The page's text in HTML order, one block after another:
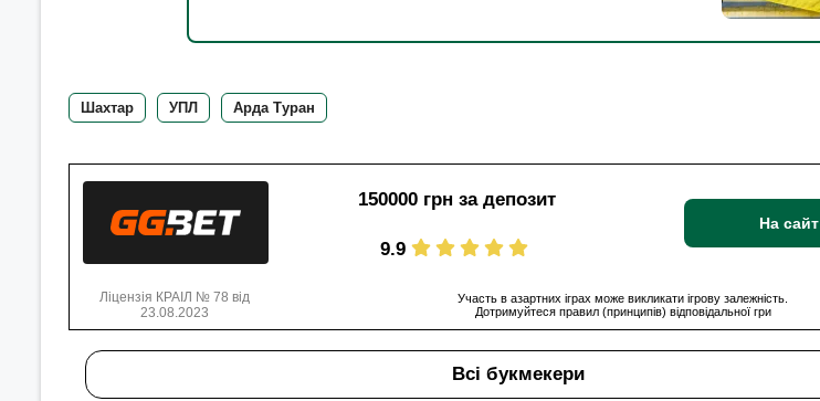
Шахтар УПЛ Арда Туран
150000 грн за депозит
9.9
На сайт
Ліцензія КРАІЛ № 78 від
23.08.2023
Участь в азартних іграх може викликати ігрову залежність.
Дотримуйтеся правил (принципів) відповідальної гри
Всі букмекери